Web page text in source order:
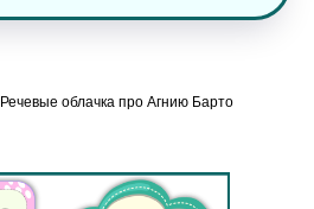
Речевые облачка про Агнию Барто